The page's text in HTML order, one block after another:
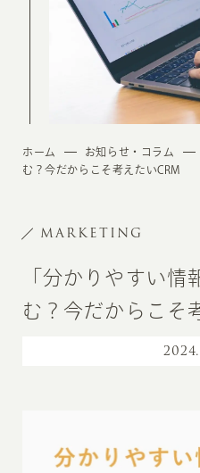
ホーム お知らせ・コラム
む？今だからこそ考えたいCRM
MARKETING
「分かりやすい情
む？今だからこそ
2024.